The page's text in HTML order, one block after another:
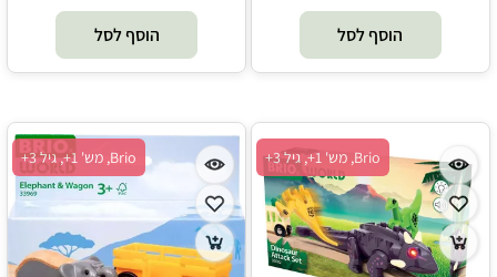
הוסף לסל הוסף לסל
Brio, מש' 1+, גיל 3+ Brio, מש' 1+, גיל 3+